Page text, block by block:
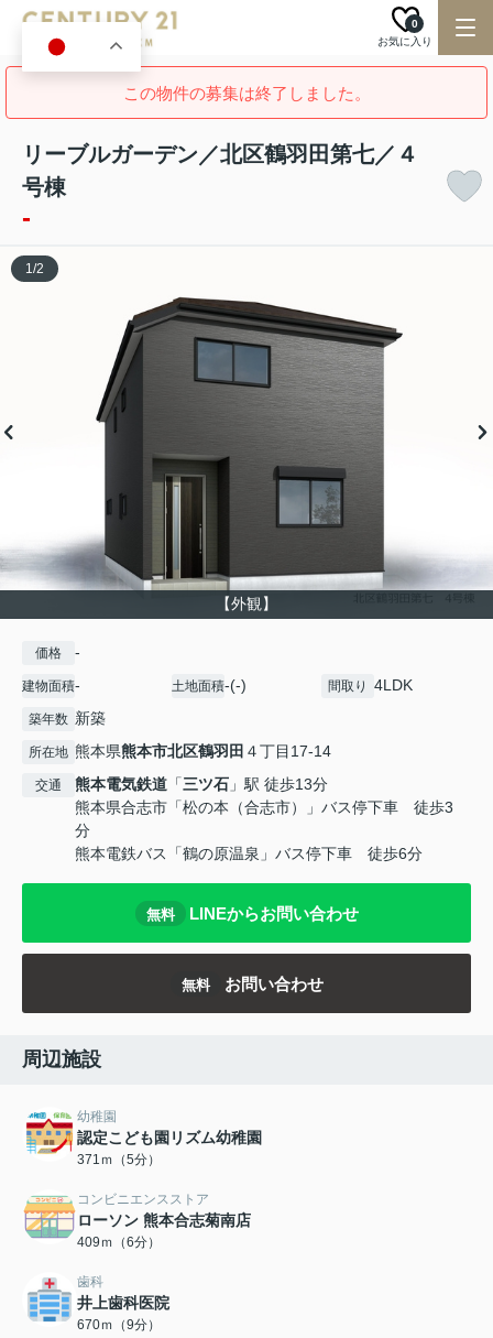
お気に入り
0
この物件の募集は終了しました。
リーブルガーデン／北区鶴羽田第七／４
号棟
-
【外観】
1/2
価格 -
建物面積- 土地面積-(-) 間取り 4LDK
築年数 新築
所在地 熊本県熊本市北区鶴羽田 ４丁目17-14
交通 熊本電気鉄道 「三ツ石 」駅 徒歩13分
熊本県合志市「松の本（合志市）」バス停下車 徒歩3
分
熊本電鉄バス「鶴の原温泉」バス停下車 徒歩6分
無料 LINEからお問い合わせ
無料 お問い合わせ
周辺施設
幼稚園
認定こども園リズム幼稚園
371ｍ（5分）
コンビニエンスストア
ローソン 熊本合志菊南店
409ｍ（6分）
歯科
井上歯科医院
670ｍ（9分）